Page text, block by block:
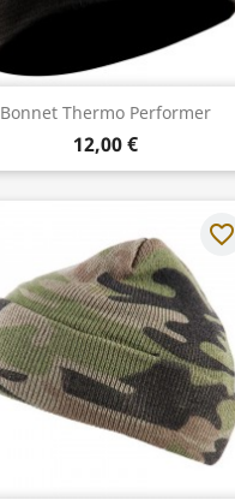
Bonnet Thermo Performer
12,00 €
favorite_border